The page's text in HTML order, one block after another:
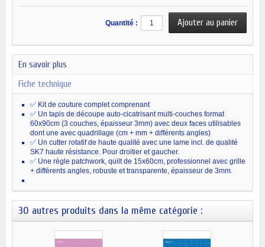
Quantité :
En savoir plus
Fiche technique
✅ Kit de couture complet comprenant
✅ Un tapis de découpe auto-cicatrisant multi-couches format
60x90cm (3 couches, épaisseur 3mm) avec deux faces utilisables
dont une avec quadrillage (cm + mm + différents angles)
✅ Un cutter rotatif de haute qualité avec une lame incl. de qualité
SK7 haute résistance. Pour droitier et gaucher.
✅ Une règle patchwork, quilt de 15x60cm, professionnel avec grille
+ différents angles, robuste et transparente, épaisseur de 3mm.
30 autres produits dans la même catégorie :